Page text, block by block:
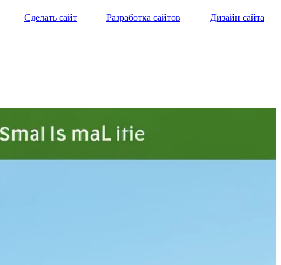
Сделать сайт Разработка сайтов Дизайн сайта